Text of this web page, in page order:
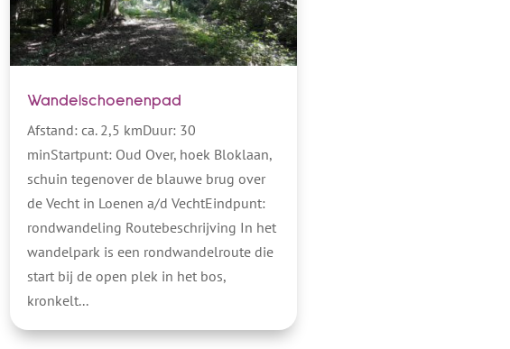
Wandelschoenenpad
Afstand: ca. 2,5 kmDuur: 30
minStartpunt: Oud Over, hoek Bloklaan,
schuin tegenover de blauwe brug over
de Vecht in Loenen a/d VechtEindpunt:
rondwandeling Routebeschrijving In het
wandelpark is een rondwandelroute die
start bij de open plek in het bos,
kronkelt...